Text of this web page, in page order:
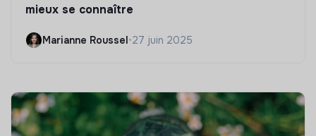
mieux se connaître
Marianne Roussel•27 juin 2025